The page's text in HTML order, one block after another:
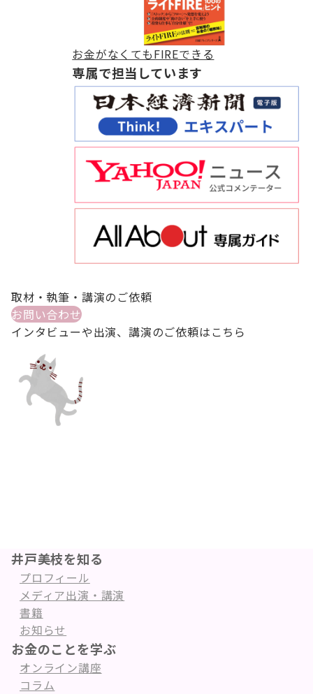
お金がなくてもFIREできる
専属で担当しています
取材・執筆・講演のご依頼
お問い合わせ
インタビューや出演、講演のご依頼はこちら
井戸美枝を知る
プロフィール
メディア出演・講演
書籍
お知らせ
お金のことを学ぶ
オンライン講座
コラム